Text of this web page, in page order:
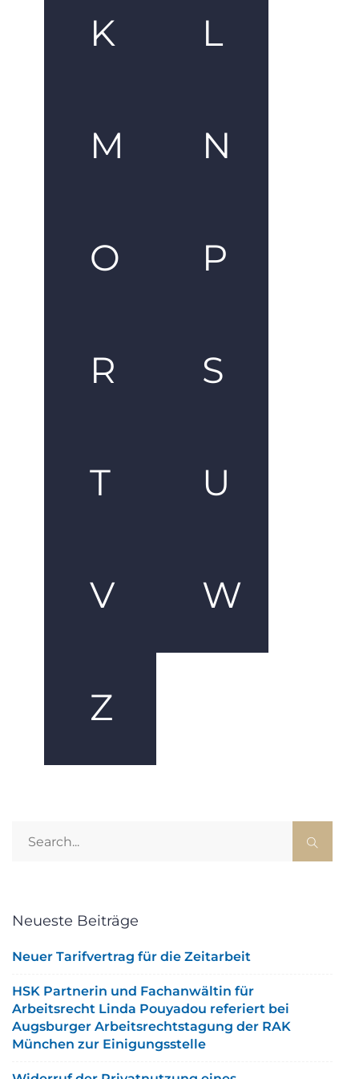
K L
M N
O P
R S
T U
V W
Z
Neueste Beiträge
Neuer Tarifvertrag für die Zeitarbeit
HSK Partnerin und Fachanwältin für
Arbeitsrecht Linda Pouyadou referiert bei
Augsburger Arbeitsrechtstagung der RAK
München zur Einigungsstelle